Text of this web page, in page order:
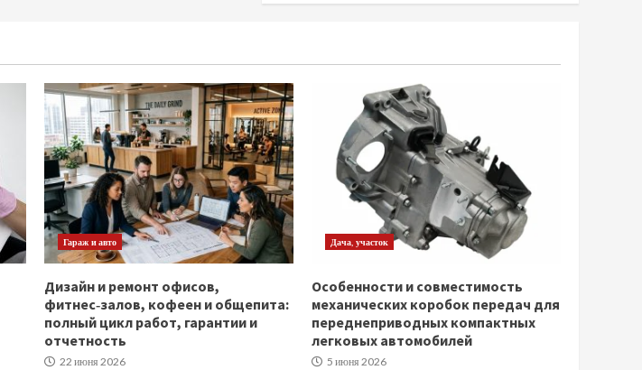
Гараж и авто
Дизайн и ремонт офисов,
фитнес‑залов, кофеен и общепита:
полный цикл работ, гарантии и
отчетность
22 июня 2026
Дача, участок
Особенности и совместимость
механических коробок передач для
переднеприводных компактных
легковых автомобилей
5 июня 2026